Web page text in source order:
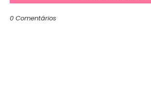
0 Comentários